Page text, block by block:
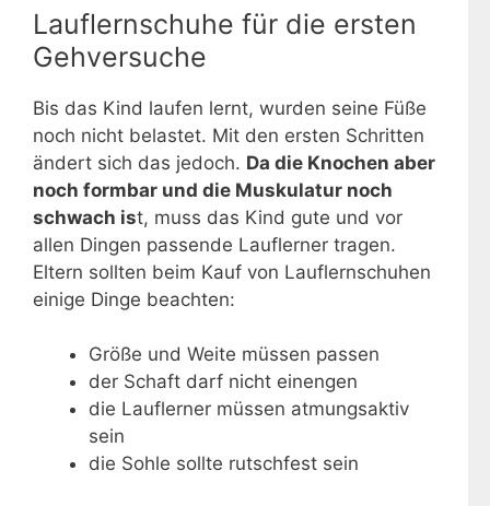
Lauflernschuhe für die ersten
Gehversuche
Bis das Kind laufen lernt, wurden seine Füße
noch nicht belastet. Mit den ersten Schritten
ändert sich das jedoch. Da die Knochen aber
noch formbar und die Muskulatur noch
schwach ist, muss das Kind gute und vor
allen Dingen passende Lauflerner tragen.
Eltern sollten beim Kauf von Lauflernschuhen
einige Dinge beachten:
Größe und Weite müssen passen
der Schaft darf nicht einengen
die Lauflerner müssen atmungsaktiv
sein
die Sohle sollte rutschfest sein